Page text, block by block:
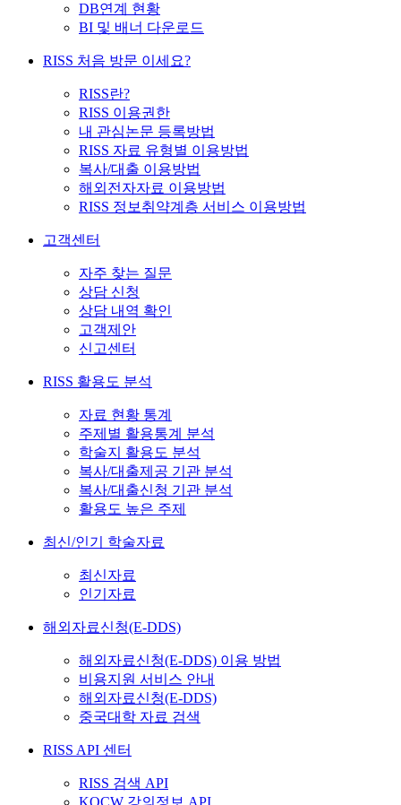
DB연계 현황
BI 및 배너 다운로드
RISS 처음 방문 이세요?
RISS란?
RISS 이용권한
내 관심논문 등록방법
RISS 자료 유형별 이용방법
복사/대출 이용방법
해외전자자료 이용방법
RISS 정보취약계층 서비스 이용방법
고객센터
자주 찾는 질문
상담 신청
상담 내역 확인
고객제안
신고센터
RISS 활용도 분석
자료 현황 통계
주제별 활용통계 분석
학술지 활용도 분석
복사/대출제공 기관 분석
복사/대출신청 기관 분석
활용도 높은 주제
최신/인기 학술자료
최신자료
인기자료
해외자료신청(E-DDS)
해외자료신청(E-DDS) 이용 방법
비용지원 서비스 안내
해외자료신청(E-DDS)
중국대학 자료 검색
RISS API 센터
RISS 검색 API
KOCW 강의정보 API